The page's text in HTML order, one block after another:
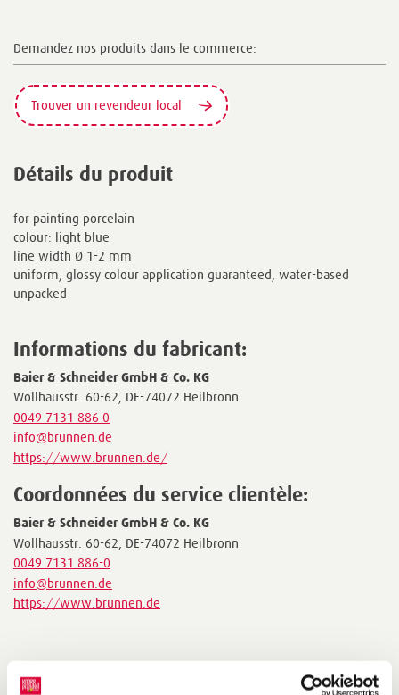
Demandez nos produits dans le commerce:
Trouver un revendeur local
Détails du produit
for painting porcelain
colour: light blue
line width Ø 1-2 mm
uniform, glossy colour application guaranteed, water-based
unpacked
Informations du fabricant:
Baier & Schneider GmbH & Co. KG
Wollhausstr. 60-62, DE-74072 Heilbronn
0049 7131 886 0
info@brunnen.de
https://www.brunnen.de/
Coordonnées du service clientèle:
Baier & Schneider GmbH & Co. KG
Wollhausstr. 60-62, DE-74072 Heilbronn
0049 7131 886-0
info@brunnen.de
https://www.brunnen.de